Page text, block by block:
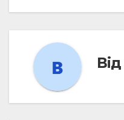
Від